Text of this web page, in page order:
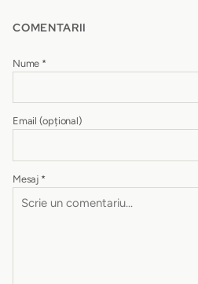
COMENTARII
Nume *
Email (opțional)
Mesaj *